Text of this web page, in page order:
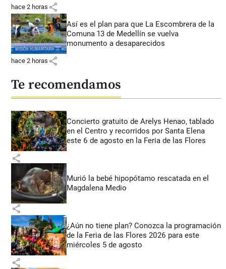
hace 2 horas share
Así es el plan para que La Escombrera de la
Comuna 13 de Medellín se vuelva
monumento a desaparecidos
hace 2 horas share
Te recomendamos
Concierto gratuito de Arelys Henao, tablado
en el Centro y recorridos por Santa Elena
este 6 de agosto en la Feria de las Flores
share
Murió la bebé hipopótamo rescatada en el
Magdalena Medio
share
¿Aún no tiene plan? Conozca la programación
de la Feria de las Flores 2026 para este
miércoles 5 de agosto
share